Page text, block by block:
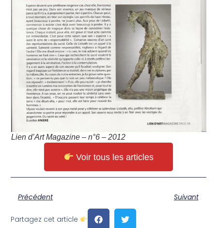
Lien d’Art Magazine – n°6 – 2012
Voir tous les articles
Précédent Suivant
Partagez cet article